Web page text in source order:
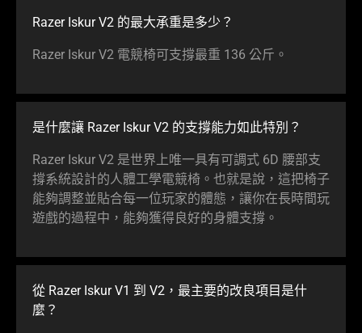
Razer Iskur V2 的最大承重是多少？
Razer Iskur V2 電競椅可支撐最重 136 公斤。
是什麼讓 Razer Iskur V2 的支撐能力如此特別？
Razer Iskur V2 是世界上唯一具有可調式 6D 腰部支
撐系統設計的人體工學電競椅。也就是說，這把椅子
能夠調整並貼合每一位玩家的體態，讓你在長時間玩
遊戲的過程中，能夠獲得良好的身體支撐。
從 Razer Iskur V1 到 V2，最主要的改良項目是什
麼？